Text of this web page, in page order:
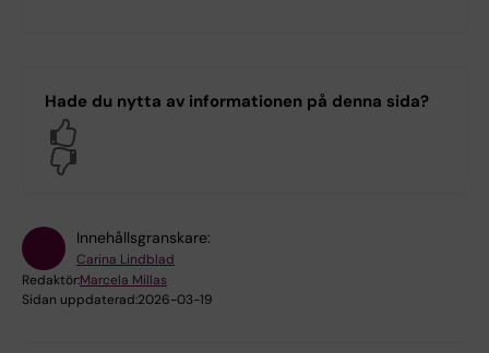
Hade du nytta av informationen på denna sida?
Innehållsgranskare:
Carina Lindblad
Redaktör:Marcela Millas
Sidan uppdaterad:2026-03-19